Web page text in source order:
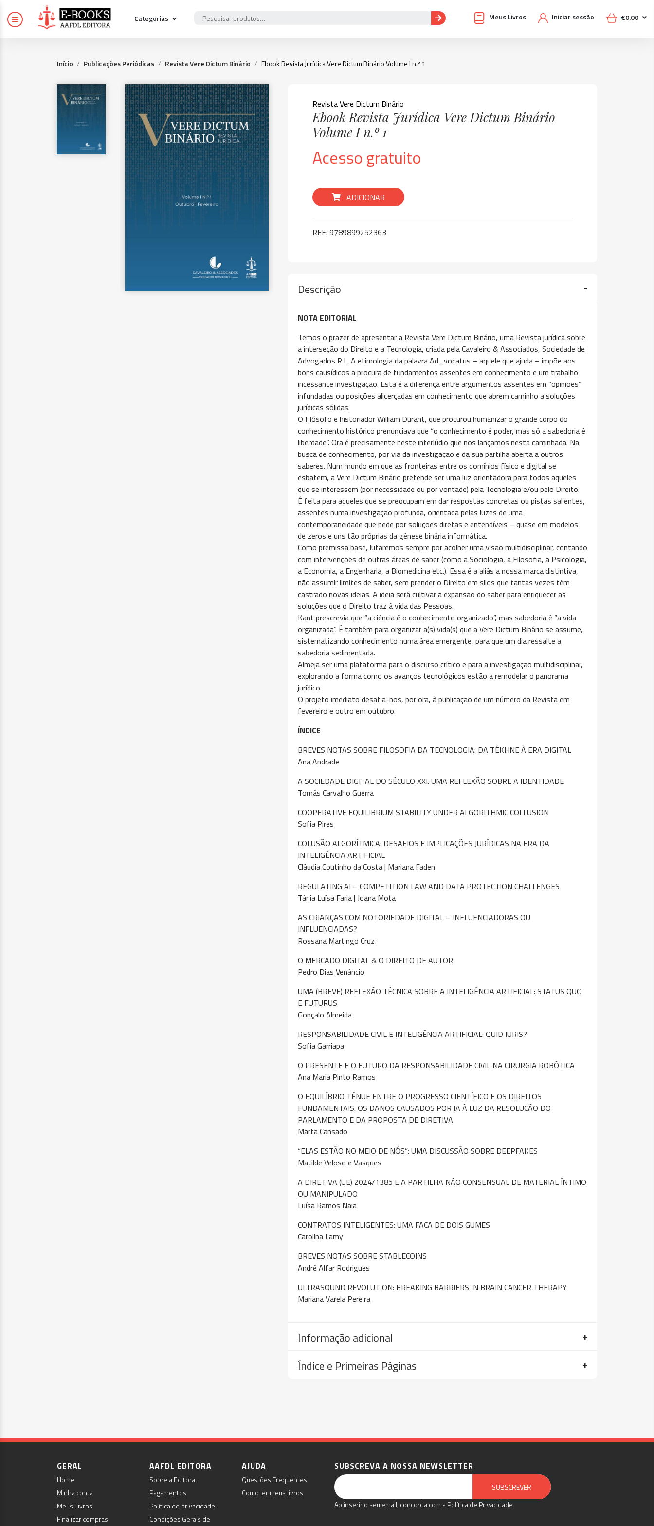
Categorias Meus Livros Iniciar sessão €0.00
Início Publicações Periódicas Revista Vere Dictum Binário Ebook Revista Jurídica Vere Dictum Binário Volume I n.º 1
Revista Vere Dictum Binário
Ebook Revista Jurídica Vere Dictum Binário
Volume I n.º 1
Acesso gratuito
ADICIONAR
REF: 9789899252363
Descrição
NOTA EDITORIAL
Temos o prazer de apresentar a Revista Vere Dictum Binário, uma Revista jurídica sobre
a interseção do Direito e a Tecnologia, criada pela Cavaleiro & Associados, Sociedade de
Advogados R.L. A etimologia da palavra Ad_vocatus – aquele que ajuda – impõe aos
bons causídicos a procura de fundamentos assentes em conhecimento e um trabalho
incessante investigação. Esta é a diferença entre argumentos assentes em “opiniões”
infundadas ou posições alicerçadas em conhecimento que abrem caminho a soluções
jurídicas sólidas.
O filósofo e historiador William Durant, que procurou humanizar o grande corpo do
conhecimento histórico prenunciava que “o conhecimento é poder, mas só a sabedoria é
liberdade”. Ora é precisamente neste interlúdio que nos lançamos nesta caminhada. Na
busca de conhecimento, por via da investigação e da sua partilha aberta a outros
saberes. Num mundo em que as fronteiras entre os domínios físico e digital se
esbatem, a Vere Dictum Binário pretende ser uma luz orientadora para todos aqueles
que se interessem (por necessidade ou por vontade) pela Tecnologia e/ou pelo Direito.
É feita para aqueles que se preocupam em dar respostas concretas ou pistas salientes,
assentes numa investigação profunda, orientada pelas luzes de uma
contemporaneidade que pede por soluções diretas e entendíveis – quase em modelos
de zeros e uns tão próprias da génese binária informática.
Como premissa base, lutaremos sempre por acolher uma visão multidisciplinar, contando
com intervenções de outras áreas de saber (como a Sociologia, a Filosofia, a Psicologia,
a Economia, a Engenharia, a Biomedicina etc.). Essa é a aliás a nossa marca distintiva,
não assumir limites de saber, sem prender o Direito em silos que tantas vezes têm
castrado novas ideias. A ideia será cultivar a expansão do saber para enriquecer as
soluções que o Direito traz à vida das Pessoas.
Kant prescrevia que “a ciência é o conhecimento organizado”, mas sabedoria é “a vida
organizada”. É também para organizar a(s) vida(s) que a Vere Dictum Binário se assume,
sistematizando conhecimento numa área emergente, para que um dia ressalte a
sabedoria sedimentada.
Almeja ser uma plataforma para o discurso crítico e para a investigação multidisciplinar,
explorando a forma como os avanços tecnológicos estão a remodelar o panorama
jurídico.
O projeto imediato desafia-nos, por ora, à publicação de um número da Revista em
fevereiro e outro em outubro.
ÍNDICE
BREVES NOTAS SOBRE FILOSOFIA DA TECNOLOGIA: DA TÉKHNE À ERA DIGITAL
Ana Andrade
A SOCIEDADE DIGITAL DO SÉCULO XXI: UMA REFLEXÃO SOBRE A IDENTIDADE
Tomás Carvalho Guerra
COOPERATIVE EQUILIBRIUM STABILITY UNDER ALGORITHMIC COLLUSION
Sofia Pires
COLUSÃO ALGORÍTMICA: DESAFIOS E IMPLICAÇÕES JURÍDICAS NA ERA DA
INTELIGÊNCIA ARTIFICIAL
Cláudia Coutinho da Costa | Mariana Faden
REGULATING AI – COMPETITION LAW AND DATA PROTECTION CHALLENGES
Tânia Luísa Faria | Joana Mota
AS CRIANÇAS COM NOTORIEDADE DIGITAL – INFLUENCIADORAS OU
INFLUENCIADAS?
Rossana Martingo Cruz
O MERCADO DIGITAL & O DIREITO DE AUTOR
Pedro Dias Venâncio
UMA (BREVE) REFLEXÃO TÉCNICA SOBRE A INTELIGÊNCIA ARTIFICIAL: STATUS QUO
E FUTURUS
Gonçalo Almeida
RESPONSABILIDADE CIVIL E INTELIGÊNCIA ARTIFICIAL: QUID IURIS?
Sofia Garriapa
O PRESENTE E O FUTURO DA RESPONSABILIDADE CIVIL NA CIRURGIA ROBÓTICA
Ana Maria Pinto Ramos
O EQUILÍBRIO TÉNUE ENTRE O PROGRESSO CIENTÍFICO E OS DIREITOS
FUNDAMENTAIS: OS DANOS CAUSADOS POR IA À LUZ DA RESOLUÇÃO DO
PARLAMENTO E DA PROPOSTA DE DIRETIVA
Marta Cansado
“ELAS ESTÃO NO MEIO DE NÓS”: UMA DISCUSSÃO SOBRE DEEPFAKES
Matilde Veloso e Vasques
A DIRETIVA (UE) 2024/1385 E A PARTILHA NÃO CONSENSUAL DE MATERIAL ÍNTIMO
OU MANIPULADO
Luísa Ramos Naia
CONTRATOS INTELIGENTES: UMA FACA DE DOIS GUMES
Carolina Lamy
BREVES NOTAS SOBRE STABLECOINS
André Alfar Rodrigues
ULTRASOUND REVOLUTION: BREAKING BARRIERS IN BRAIN CANCER THERAPY
Mariana Varela Pereira
Informação adicional
Índice e Primeiras Páginas
GERAL
Home
Minha conta
Meus Livros
Finalizar compras
AAFDL EDITORA
Sobre a Editora
Pagamentos
Política de privacidade
Condições Gerais de
AJUDA
Questões Frequentes
Como ler meus livros
SUBSCREVA A NOSSA NEWSLETTER
SUBSCREVER
Email Marketing by E-goi
Ao inserir o seu email, concorda com a Política de Privacidade